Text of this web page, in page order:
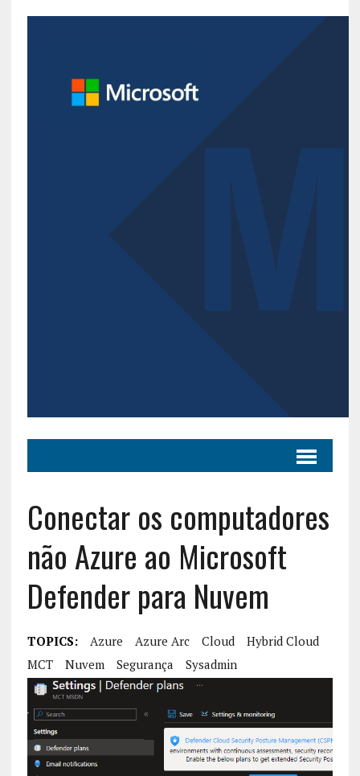
Conectar os computadores
não Azure ao Microsoft
Defender para Nuvem
TOPICS: Azure Azure Arc Cloud
Hybrid Cloud
MCT
Nuvem Segurança Sysadmin